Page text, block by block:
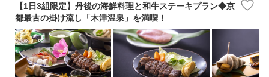
【1日3組限定】丹後の海鮮料理と和牛ステーキプラン◆京
都最古の掛け流し「木津温泉」を満喫！